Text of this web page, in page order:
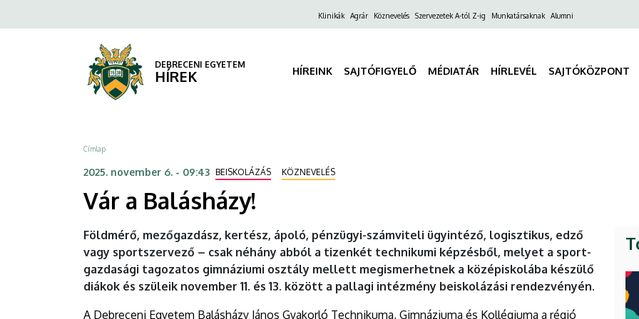
Balásházy!
EGYETEM
a
FelsőKlinikák Agrár Köznevelés Szervezetek A-tól Z-ig Munkatársaknak Alumni
DEBRECENI EGYETEM
HÍREK HÍREINK SAJTÓFIGYELŐ MÉDIATÁR HÍRLEVÉL SAJTÓKÖZPONT
Morzsa
Címlap
2025. november 6. - 09:43 BEISKOLÁZÁS KÖZNEVELÉS
Vár a Balásházy!
Földmérő, mezőgazdász, kertész, ápoló, pénzügyi-számviteli ügyintéző, logisztikus, edző
vagy sportszervező – csak néhány abból a tizenkét technikumi képzésből, melyet a sport-
gazdasági tagozatos gimnáziumi osztály mellett megismerhetnek a középiskolába készülő
diákok és szüleik november 11. és 13. között a pallagi intézmény beiskolázási rendezvényén.
A Debreceni Egyetem Balásházy János Gyakorló Technikuma, Gimnáziuma és Kollégiuma a régió